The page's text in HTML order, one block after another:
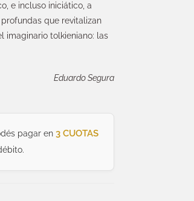
e incluso iniciático, a
que revitalizan
imaginario tolkieniano: las
Eduardo Segura
pagar en 3 CUOTAS